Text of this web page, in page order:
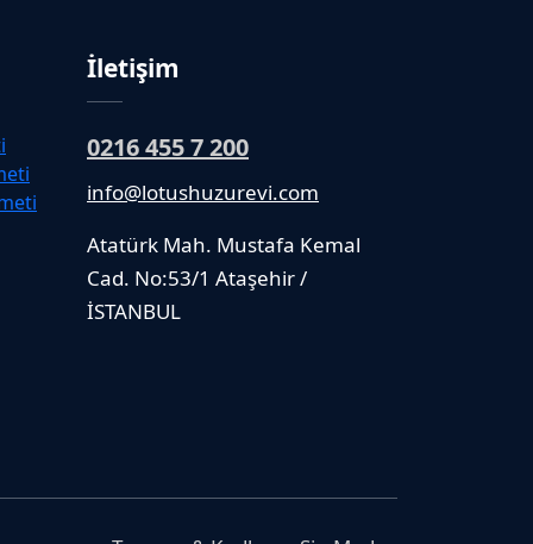
İletişim
0216 455 7 200
info@lotushuzurevi.com
Atatürk Mah. Mustafa Kemal
Cad. No:53/1 Ataşehir /
İSTANBUL